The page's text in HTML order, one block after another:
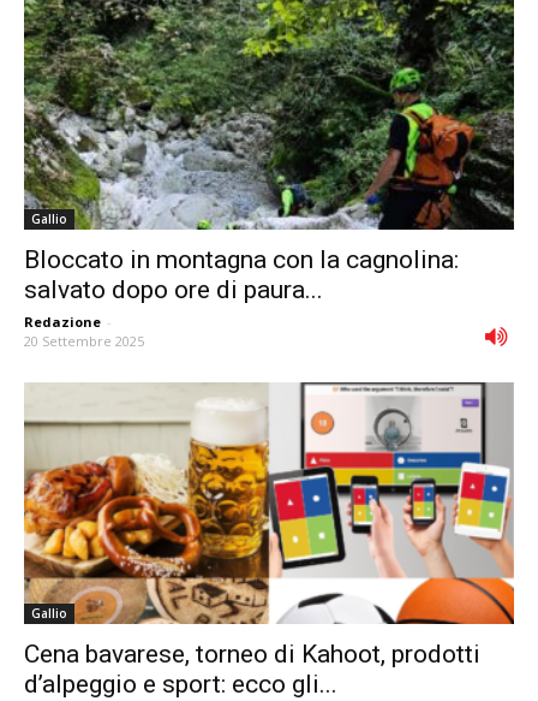
Gallio
Bloccato in montagna con la cagnolina:
salvato dopo ore di paura...
Redazione -
20 Settembre 2025
Gallio
Cena bavarese, torneo di Kahoot, prodotti
d’alpeggio e sport: ecco gli...